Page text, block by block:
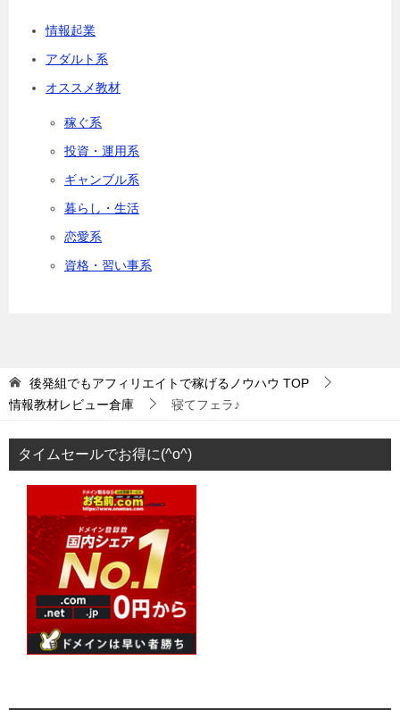
情報起業
アダルト系
オススメ教材
稼ぐ系
投資・運用系
ギャンブル系
暮らし・生活
恋愛系
資格・習い事系
後発組でもアフィリエイトで稼げるノウハウ TOP
情報教材レビュー倉庫
寝てフェラ♪
タイムセールでお得に(^o^)